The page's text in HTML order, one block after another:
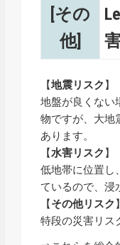
[その
他]
【地震リスク 】
地盤が良くない
物ですが、大地
あります。
【水害リスク 】
低地帯に位置し
ているので、浸
【その他リスク 】
特段の災害リス